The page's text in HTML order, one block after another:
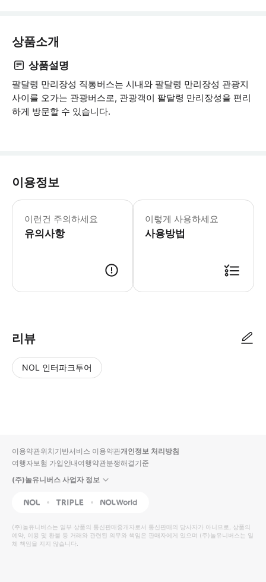
상품소개
상품설명
팔달령 만리장성 직통버스는 시내와 팔달령 만리장성 관광지
사이를 오가는 관광버스로, 관광객이 팔달령 만리장성을 편리
하게 방문할 수 있습니다.
이용정보
이런건 주의하세요
유의사항
이렇게 사용하세요
사용방법
리뷰
NOL 인터파크투어
입니
다.
높
은
순
동
영
상
순
상
이용약관위치기반서비스 이용약관개인정보 처리방침
여행자보험 가입안내여행약관분쟁해결기준
(주)놀유니버스 사업자 정보
NOL Triple Interpark Global
(주)놀유니버스는 일부 상품의 통신판매중개자로서 통신판매의 당사자가 아니므로, 상품의
예약, 이용 및 환불 등 거래와 관련된 의무와 책임은 판매자에게 있으며 (주)놀유니버스는 일
체 책임을 지지 않습니다.